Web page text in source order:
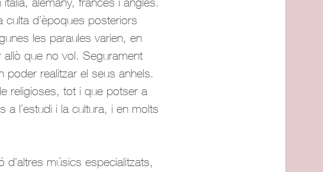
d’èpoques posteriors
les paraules varien, en
que no vol. Segurament
poder realitzar el seus anhels.
religioses, tot i que potser a
a l’estudi i la cultura, i en molts
d’altres músics especialitzats,